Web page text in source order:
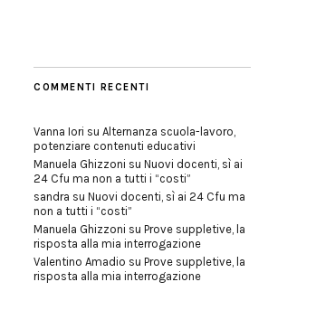
COMMENTI RECENTI
Vanna Iori su Alternanza scuola-lavoro,
potenziare contenuti educativi
Manuela Ghizzoni su Nuovi docenti, sì ai
24 Cfu ma non a tutti i “costi”
sandra su Nuovi docenti, sì ai 24 Cfu ma
non a tutti i “costi”
Manuela Ghizzoni su Prove suppletive, la
risposta alla mia interrogazione
Valentino Amadio su Prove suppletive, la
risposta alla mia interrogazione